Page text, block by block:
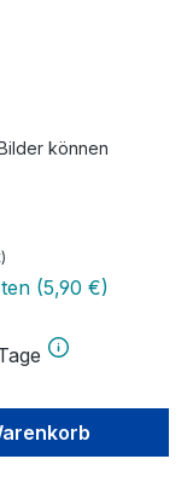
können
(5,90 €)